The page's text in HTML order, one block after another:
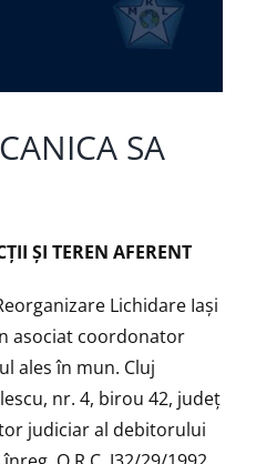
SA
ȘI TEREN AFERENT
Lichidare Iaşi
asociat coordonator
ales în mun. Cluj
nr. 4, birou 42, județ
judiciar al debitorului